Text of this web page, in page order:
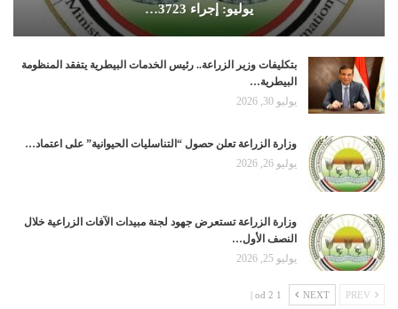
يوليو: إجراء 3723…
بتكليفات وزير الزراعة.. رئيس الخدمات البيطرية يتفقد المنظومة
البيطرية…
يوليو 30, 2026
وزارة الزراعة تعلن حصول “التناسليات الحيوانية” على اعتماد…
يوليو 26, 2026
وزارة الزراعة تستعرض جهود لجنة مبيدات الآفات الزراعية خلال
النصف الأول…
يوليو 25, 2026
NEXT
1 od 2 |